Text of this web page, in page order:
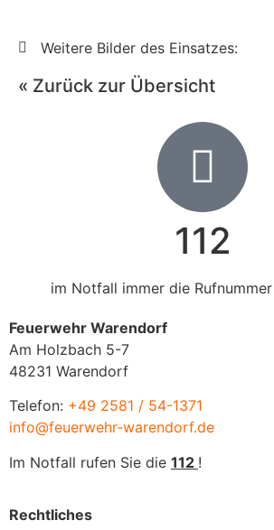
Weitere Bilder des Einsatzes:
« Zurück zur Übersicht
112
im Notfall immer die Rufnummer
Feuerwehr Warendorf
Am Holzbach 5-7
48231 Warendorf
Telefon: +49 2581 / 54-1371
info@feuerwehr-warendorf.de
Im Notfall rufen Sie die 112 !
Rechtliches